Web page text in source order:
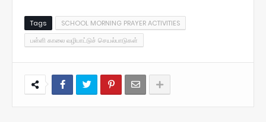
Tags
SCHOOL MORNING PRAYER ACTIVITIES
பள்ளி காலை வழிபாட்டுச் செயல்பாடுகள்